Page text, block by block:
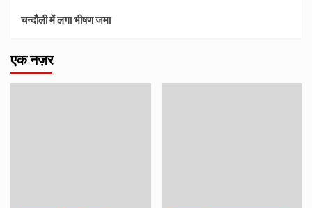
चन्दौली में लगा भीषण जमा
एक नज़र